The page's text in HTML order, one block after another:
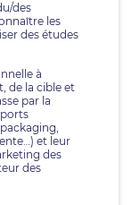
des
les
des études
à
de la cible et
par la
et leur
des
des